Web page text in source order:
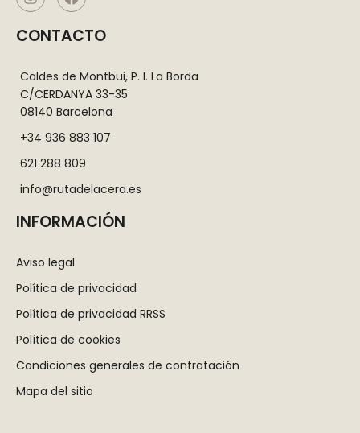
CONTACTO
Caldes de Montbui, P. I. La Borda
C/CERDANYA 33-35
08140 Barcelona
+34 936 883 107
621 288 809
info@rutadelacera.es
INFORMACIÓN
Aviso legal
Política de privacidad
Política de privacidad RRSS
Política de cookies
Condiciones generales de contratación
Mapa del sitio